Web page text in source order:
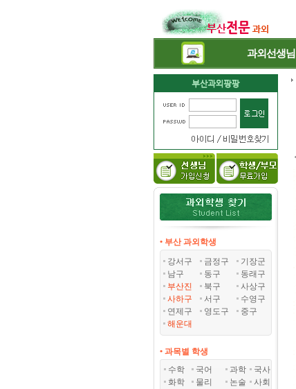
과외선생님
• 부산 과외학생
강서구
금정구
기장군
남구
동구
동래구
부산진
북구
사상구
사하구
서구
수영구
연제구
영도구
중구
해운대
• 과목별 학생
수학
국어 과학
국사
화학
물리 논술
사회